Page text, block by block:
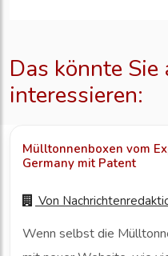
Das könnte Sie
interessieren:
Mülltonnenboxen vom
Germany mit Patent
Von
Wenn selbst die